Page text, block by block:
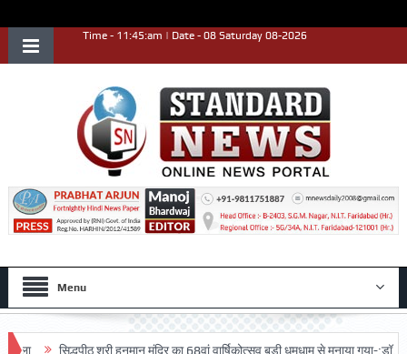
Time - 11:45:am | Date - 08 Saturday 08-2026
Menu
सिद्धपीठ श्री हनुमान मंदिर का 68वां वार्षिकोत्सव बड़ी धूमधाम से मनाया गया-:डॉ. राजेश